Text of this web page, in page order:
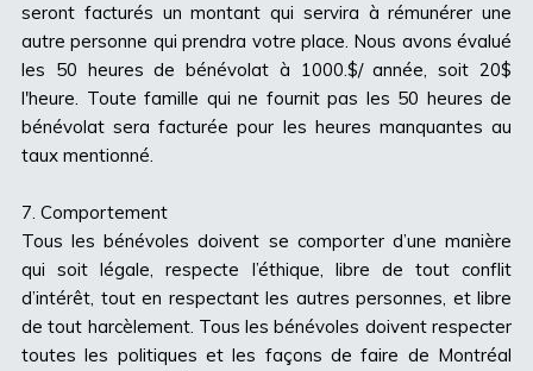
seront facturés un montant qui servira à rémunérer une
autre personne qui prendra votre place. Nous avons évalué
les 50 heures de bénévolat à 1000.$/ année, soit 20$
l'heure. Toute famille qui ne fournit pas les 50 heures de
bénévolat sera facturée pour les heures manquantes au
taux mentionné.
7. Comportement
Tous les bénévoles doivent se comporter d’une manière
qui soit légale, respecte l’éthique, libre de tout conflit
d’intérêt, tout en respectant les autres personnes, et libre
de tout harcèlement. Tous les bénévoles doivent respecter
toutes les politiques et les façons de faire de Montréal